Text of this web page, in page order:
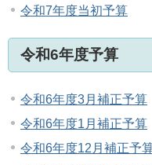
令和7年度当初予算
令和6年度予算
令和6年度3月補正予算
令和6年度1月補正予算
令和6年度12月補正予